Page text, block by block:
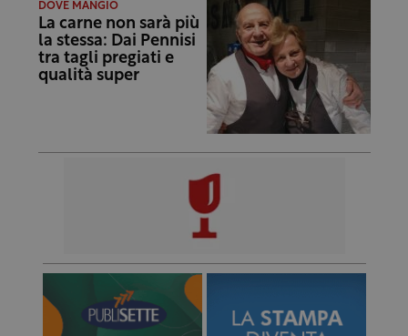
DOVE MANGIO
La carne non sarà più
la stessa: Dai Pennisi
tra tagli pregiati e
qualità super